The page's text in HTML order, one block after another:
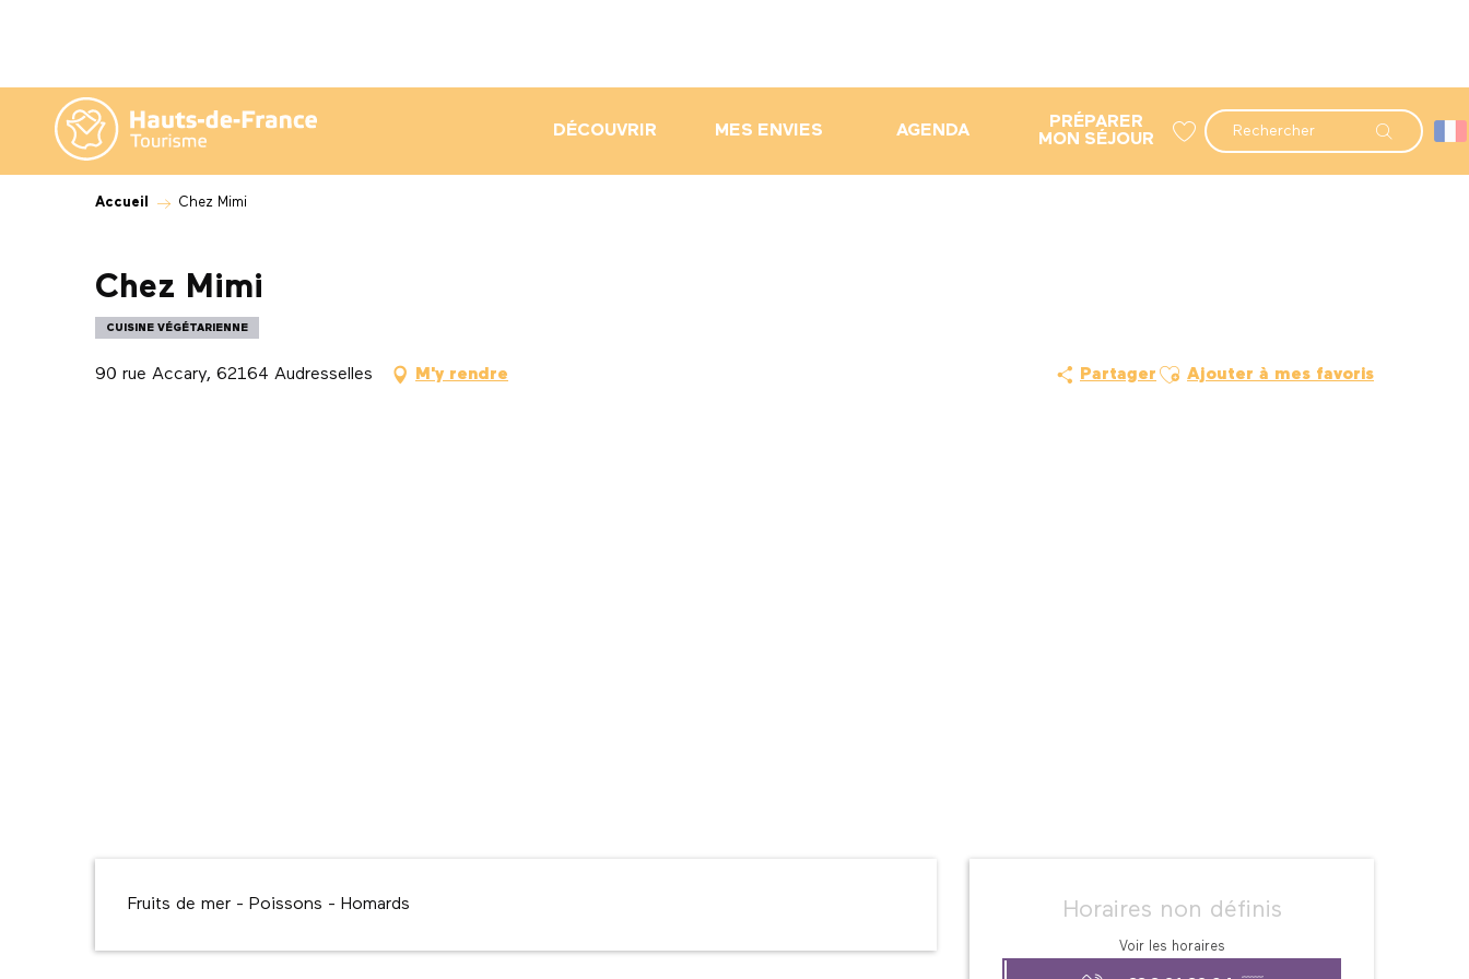
contenu
principal
Recherche
DÉCOUVRIR MES ENVIES AGENDA
PRÉPARER
MON SÉJOUR
Accueil Chez Mimi
Chez Mimi
CUISINE VÉGÉTARIENNE
90 rue Accary, 62164 Audresselles M'y rendre Partager Ajouter aux favoris
Ajouter à mes favoris
Ouverture et
Horaires non définis
Voir les horaires
Description
Fruits de mer - Poissons - Homards